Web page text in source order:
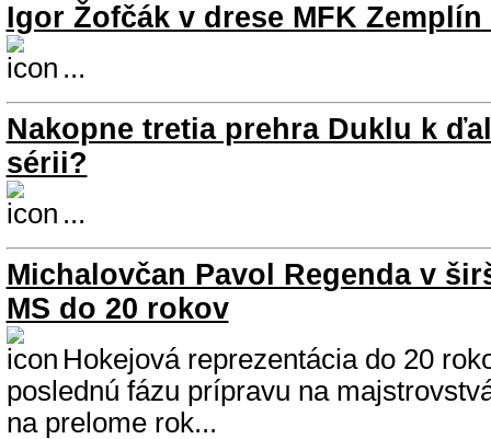
Igor Žofčák v drese MFK
...
Nakopne tretia prehra Duklu k
sérii?
...
Michalovčan Pavol Regenda v
MS do 20 rokov
Hokejová reprezentácia do 20
poslednú fázu prípravu na
na prelome rok...